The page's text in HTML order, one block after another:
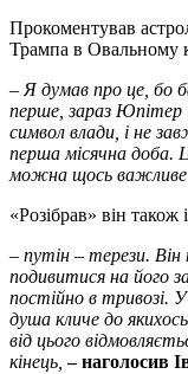
Прокоментував
Трампа в Овальному
– Я думав про це, бо
перше, зараз Юпітер
символ влади, і не
перша місячна доба.
можна щось
«Розібрав» він також
– путін – терези.
подивитися на його
постійно в тривозі.
душа кличе до
від цього
кінець, – наголосив